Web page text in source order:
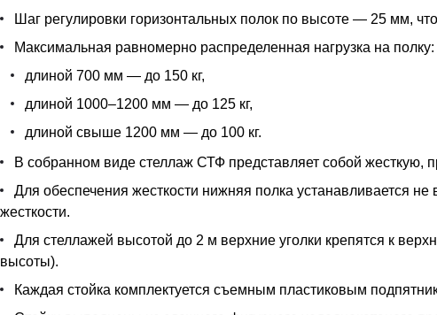
Шаг регулировки горизонтальных полок по высоте — 25 мм,
Максимальная равномерно распределенная нагрузка на полку:
длиной 700 мм — до 150 кг,
длиной 1000–1200 мм — до 125 кг,
длиной свыше 1200 мм — до 100 кг.
В собранном виде стеллаж СТФ представляет собой жесткую,
Для обеспечения жесткости нижняя полка устанавливается
жесткости.
Для стеллажей высотой до 2 м верхние уголки крепятся к
высоты).
Каждая стойка комплектуется съемным пластиковым